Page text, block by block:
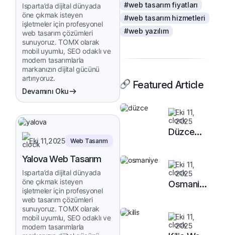
Isparta’da dijital dünyada
öne çıkmak isteyen
işletmeler için profesyonel
web tasarım çözümleri
sunuyoruz. TOMX olarak
mobil uyumlu, SEO odaklı ve
modern tasarımlarla
markanızın dijital gücünü
artırıyoruz.
Devamını Oku
Eki 11,2025 Web Tasarım
Yalova Web Tasarım
Isparta’da dijital dünyada
öne çıkmak isteyen
işletmeler için profesyonel
web tasarım çözümleri
sunuyoruz. TOMX olarak
mobil uyumlu, SEO odaklı ve
modern tasarımlarla
#web tasarım fiyatları
#web tasarım hizmetleri
#web yazılım
Featured Article
Eki 11,
2025
Düzce
Eki 11,
2025
Osmaniye
Eki 11,
2025